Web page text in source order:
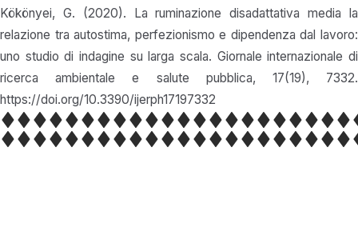
Kökönyei, G. (2020). La ruminazione disadattativa media la
relazione tra autostima, perfezionismo e dipendenza dal lavoro:
uno studio di indagine su larga scala. Giornale internazionale di
ricerca ambientale e salute pubblica, 17(19), 7332.
https://doi.org/10.3390/ijerph17197332